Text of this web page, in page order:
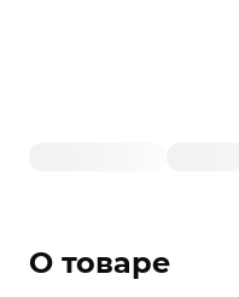
О товаре